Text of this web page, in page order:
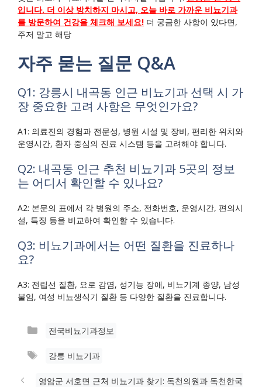
입니다. 더 이상 방치하지 마시고, 오늘 바로 가까운 비뇨기과
를 방문하여 건강을 체크해 보세요! 더 궁금한 사항이 있다면,
주저 말고 해당
자주 묻는 질문 Q&A
Q1: 강릉시 내곡동 인근 비뇨기과 선택 시 가
장 중요한 고려 사항은 무엇인가요?
A1: 의료진의 경험과 전문성, 병원 시설 및 장비, 편리한 위치와
운영시간, 환자 중심의 진료 시스템 등을 고려해야 합니다.
Q2: 내곡동 인근 추천 비뇨기과 5곳의 정보
는 어디서 확인할 수 있나요?
A2: 본문의 표에서 각 병원의 주소, 전화번호, 운영시간, 편의시
설, 특징 등을 비교하여 확인할 수 있습니다.
Q3: 비뇨기과에서는 어떤 질환을 진료하나
요?
A3: 전립선 질환, 요로 감염, 성기능 장애, 비뇨기계 종양, 남성
불임, 여성 비뇨생식기 질환 등 다양한 질환을 진료합니다.
카
고
전국비뇨기과정보
태
강릉 비뇨기과
영암군 서호면 근처 비뇨기과 찾기: 독천의원과 독천한국